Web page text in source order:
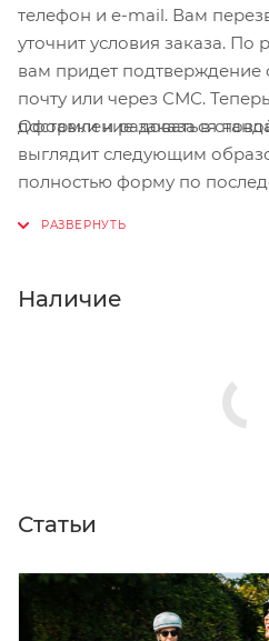
телефон и e-mail. Вам
уточнит условия заказа. По
вам придет
почту или через СМС.
доставки и радоваться
Оформление заказа в
выглядит следующим
полностью форму по
Нажмите кнопку «Оформить
Наличие
Статьи